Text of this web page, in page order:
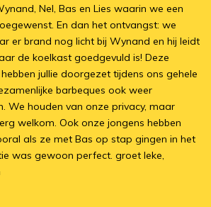
Nel, Bas en Lies waarin we een
En dan het ontvangst: we
er brand nog licht bij Wynand en hij leidt
de koelkast goedgevuld is! Deze
jullie doorgezet tijdens ons gehele
barbeques ook weer
We houden van onze privacy, maar
welkom. Ook onze jongens hebben
als ze met Bas op stap gingen in het
was gewoon perfect. groet Ieke,